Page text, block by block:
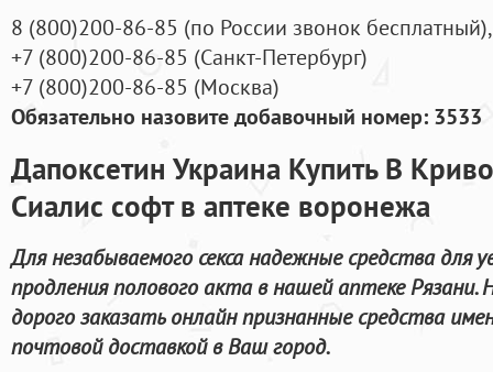
8 (800)200-86-85 (по России звонок бесплатный),
+7 (800)200-86-85 (Санкт-Петербург)
+7 (800)200-86-85 (Москва)
Обязательно назовите добавочный номер: 3533
Дапоксетин Украина Купить В
Сиалис софт в аптеке воронежа
Для незабываемого секса надежные средства для
продления полового акта в нашей аптеке
дорого заказать онлайн признанные средства
почтовой доставкой в Ваш город.